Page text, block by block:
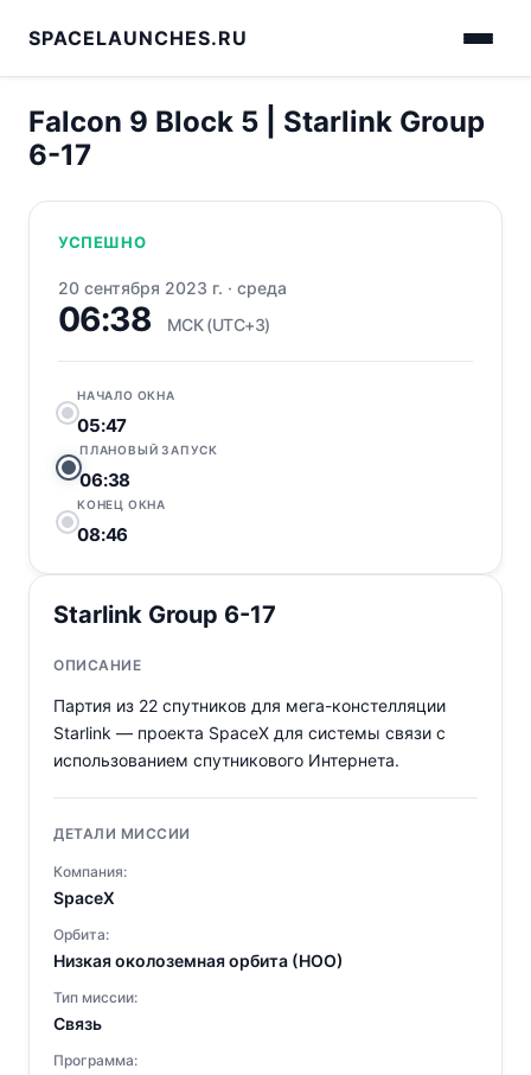
SPACELAUNCHES.RU
Falcon 9 Block 5 | Starlink Group
6-17
УСПЕШНО
20 сентября 2023 г. · среда
06:38 МСК (UTC+3)
НАЧАЛО ОКНА
05:47
ПЛАНОВЫЙ ЗАПУСК
06:38
КОНЕЦ ОКНА
08:46
Starlink Group 6-17
ОПИСАНИЕ
Партия из 22 спутников для мега-констелляции
Starlink — проекта SpaceX для системы связи с
использованием спутникового Интернета.
ДЕТАЛИ МИССИИ
Компания:
SpaceX
Орбита:
Низкая околоземная орбита (НОО)
Тип миссии:
Связь
Программа: